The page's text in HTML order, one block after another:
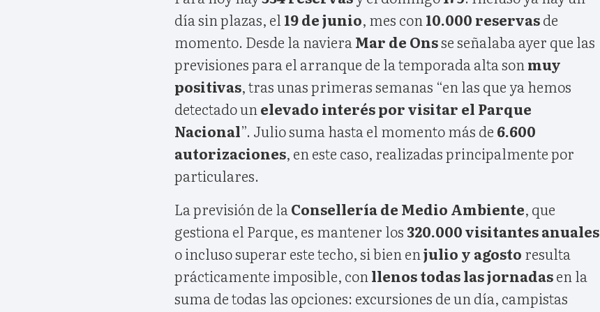
día sin plazas, el 19 de junio, mes con10.000 reservasde
momento. Desde la navieraMar de Onsse señalaba ayer que las
previsiones para el arranque de la temporada alta sonmuy
positivas, tras unas primeras semanas “en las que ya hemos
detectado unelevado interés por visitar el Parque
Nacional”. Julio suma hasta el momento más de 6.600
autorizaciones, en este caso, realizadas principalmente por
particulares.
La previsión de laConsellería de Medio Ambiente, que
gestiona el Parque, es mantener los320.000 visitantes anuales
o incluso superar este techo, si bien enjulio y agosto resulta
prácticamente imposible, conllenos todas las jornadasen la
suma de todas las opciones: excursiones de un día, campistas